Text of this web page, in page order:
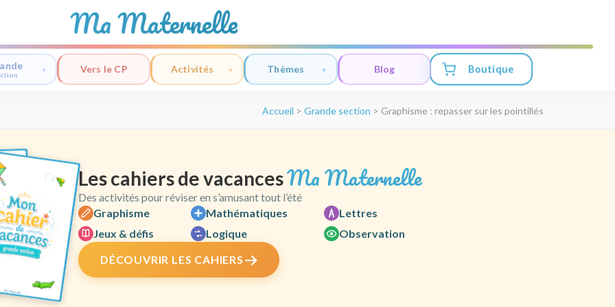
Ma Maternelle
Vers le CP Activités Thèmes Blog Boutique
Accueil > Grande section > Graphisme : repasser sur les pointillés
Les cahiers de vacancesMa Maternelle
Des activités pour réviser en s’amusant tout l’été
Graphisme
Mathématiques
Lettres
Jeux & défis
Logique
Observation
DÉCOUVRIR LES CAHIERS